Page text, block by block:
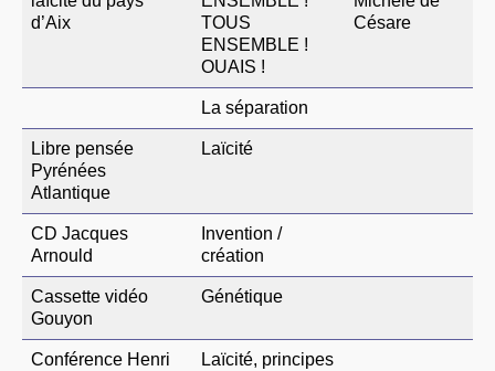
d’Aix
TOUS
ENSEMBLE !
OUAIS !
Césare
La séparation
Libre pensée
Pyrénées
Atlantique
Laïcité
CD Jacques
Arnould
Invention /
création
Cassette vidéo
Gouyon
Génétique
Conférence Henri
Laïcité, principes